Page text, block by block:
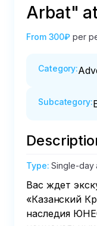
Arbat"
From 300₽ per
Category:
Subcategory:
Type:Single-day
Вас ждет
«Казанский
наследия